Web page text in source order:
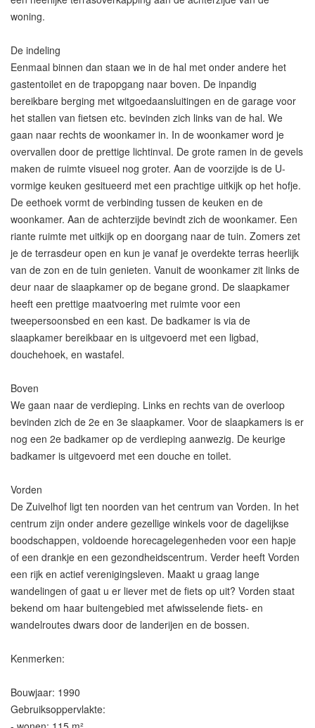
woning.
De indeling
Eenmaal binnen dan staan we in de hal met onder andere het
gastentoilet en de trapopgang naar boven. De inpandig
bereikbare berging met witgoedaansluitingen en de garage voor
het stallen van fietsen etc. bevinden zich links van de hal. We
gaan naar rechts de woonkamer in. In de woonkamer word je
overvallen door de prettige lichtinval. De grote ramen in de gevels
maken de ruimte visueel nog groter. Aan de voorzijde is de U-
vormige keuken gesitueerd met een prachtige uitkijk op het hofje.
De eethoek vormt de verbinding tussen de keuken en de
woonkamer. Aan de achterzijde bevindt zich de woonkamer. Een
riante ruimte met uitkijk op en doorgang naar de tuin. Zomers zet
je de terrasdeur open en kun je vanaf je overdekte terras heerlijk
van de zon en de tuin genieten. Vanuit de woonkamer zit links de
deur naar de slaapkamer op de begane grond. De slaapkamer
heeft een prettige maatvoering met ruimte voor een
tweepersoonsbed en een kast. De badkamer is via de
slaapkamer bereikbaar en is uitgevoerd met een ligbad,
douchehoek, en wastafel.
Boven
We gaan naar de verdieping. Links en rechts van de overloop
bevinden zich de 2e en 3e slaapkamer. Voor de slaapkamers is er
nog een 2e badkamer op de verdieping aanwezig. De keurige
badkamer is uitgevoerd met een douche en toilet.
Vorden
De Zuivelhof ligt ten noorden van het centrum van Vorden. In het
centrum zijn onder andere gezellige winkels voor de dagelijkse
boodschappen, voldoende horecagelegenheden voor een hapje
of een drankje en een gezondheidscentrum. Verder heeft Vorden
een rijk en actief verenigingsleven. Maakt u graag lange
wandelingen of gaat u er liever met de fiets op uit? Vorden staat
bekend om haar buitengebied met afwisselende fiets- en
wandelroutes dwars door de landerijen en de bossen.
Kenmerken:
Bouwjaar: 1990
Gebruiksoppervlakte: